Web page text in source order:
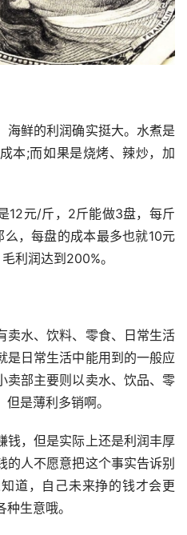
海鲜的利润确实挺大。水煮是
本;而如果是烧烤、辣炒，加
12元/斤，2斤能做3盘，每斤
，每盘的成本最多也就10元
利润达到200%。
卖水、饮料、零食、日常生活
是日常生活中能用到的一般应
卖部主要则以卖水、饮品、零
是薄利多销啊。
钱，但是实际上还是利润丰厚
的人不愿意把这个事实告诉别
道，自己未来挣的钱才会更
生意哦。